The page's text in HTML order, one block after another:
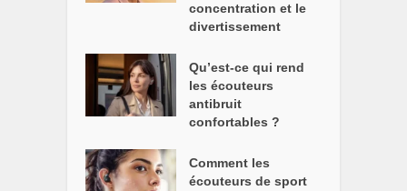
concentration et le
divertissement
Qu’est-ce qui rend
les écouteurs
antibruit
confortables ?
Comment les
écouteurs de sport